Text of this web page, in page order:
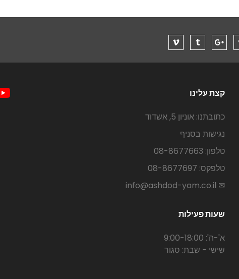
קצת עלינו
כתובתנו: אוניון 5, אשדוד
נגישות בסניף
טלפון: 08-8677663
טלפקס: 08-8677697
✉ info@ashdod-yam.co.il
שעות פעילות
א'-ה': 9:00-18:00
שישי - שבת: סגור